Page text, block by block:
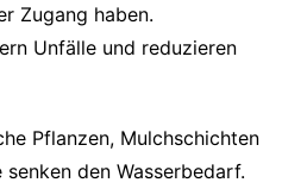
Zugang haben.
Unfälle und reduzieren
Pflanzen, Mulchschichten
den Wasserbedarf.